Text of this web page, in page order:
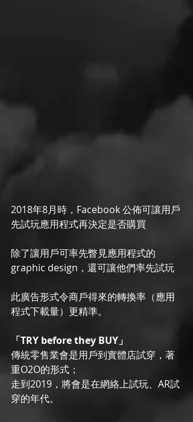
2018年8月時，Facebook 公佈可讓用戶
先試玩應用程式再決定是否購買
除了讓用戶可率先瞥見應用程式的
graphic design，還可讓他們率先試玩
此廣告形式令商戶得來的轉換率（應用
程式下載量）更精準。
「TRY before they BUY」
傳統零售業會是用戶到實體店試穿，著
重O2O的形式；
走到2019，將會是在網絡上試玩、AR試
穿的年代。